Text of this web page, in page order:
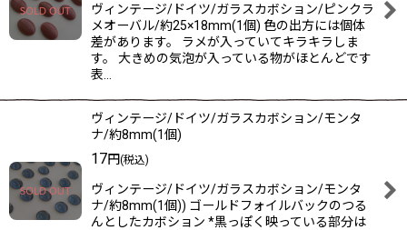
ヴィンテージ/ドイツ/ガラスカボション/ピンクラ
メオーバル/約25×18mm(1個) 色の出方には個体
差があります。 ラメが入っていてキラキラしま
す。 大きめの気泡が入っている物がほとんどです
表…
ヴィンテージ/ドイツ/ガラスカボション/モンタ
ナ/約8mm(1個)
17円(税込)
ヴィンテージ/ドイツ/ガラスカボション/モンタ
ナ/約8mm(1個)) ゴールドフォイルバックのつる
んとしたカボション *黒っぽく映っている部分は